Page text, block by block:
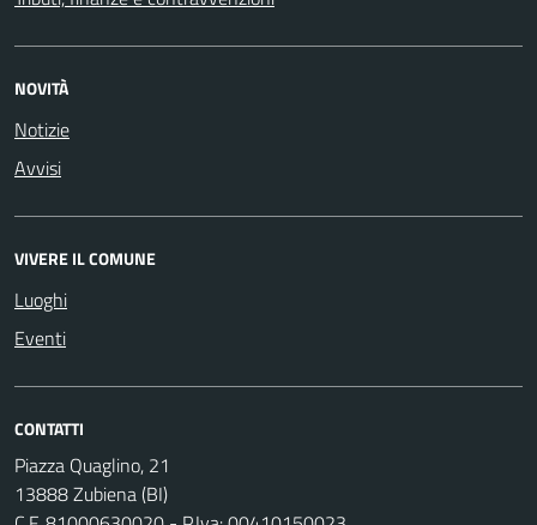
NOVITÀ
Notizie
Avvisi
VIVERE IL COMUNE
Luoghi
Eventi
CONTATTI
Piazza Quaglino, 21
13888 Zubiena (BI)